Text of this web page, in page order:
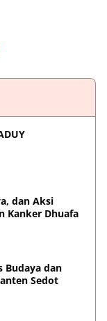
dan Aksi
Kanker Dhuafa
Budaya dan
Sedot